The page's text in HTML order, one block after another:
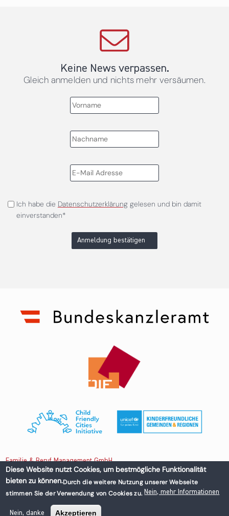
Keine News verpassen.
Gleich anmelden und nichts mehr versäumen.
Ich habe die Datenschutzerklärunggelesen und bin damit
einverstanden*
Anmeldung bestätigen
Familie & Beruf Management GmbH
Untere Donaustraße 13-15/3 1020 Wien, Austria
+43 1 218 50 70
office@familieundberuf.at
Diese Website nutzt Cookies, um bestmögliche Funktionalität
bieten zu können.Durch die weitere Nutzung unserer Webseite
stimmen Sie der Verwendung von Cookies zu. Nein, mehr Informationen
Nein, danke Akzeptieren